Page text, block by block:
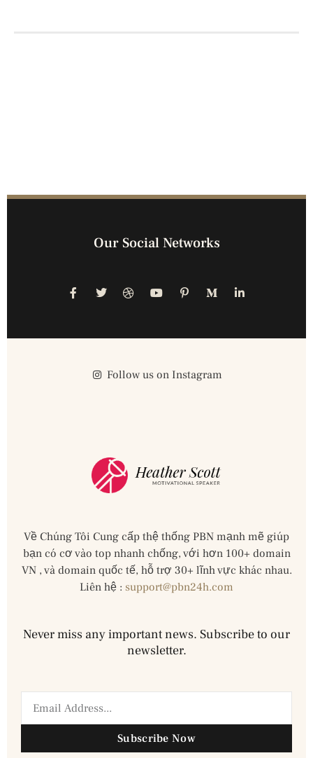
Our Social Networks
Follow us on Instagram
Về Chúng Tôi Cung cấp thệ thống PBN mạnh mẽ giúp
bạn có cơ vào top nhanh chống, với hơn 100+ domain
VN , và domain quốc tế, hỗ trợ 30+ lĩnh vực khác nhau.
Liên hệ : support@pbn24h.com
Never miss any important news. Subscribe to our
newsletter.
Subscribe Now